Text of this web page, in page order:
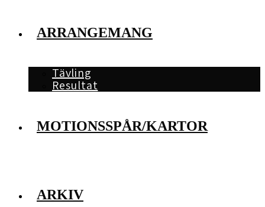
ARRANGEMANG
Tävling
Resultat
MOTIONSSPÅR/KARTOR
ARKIV